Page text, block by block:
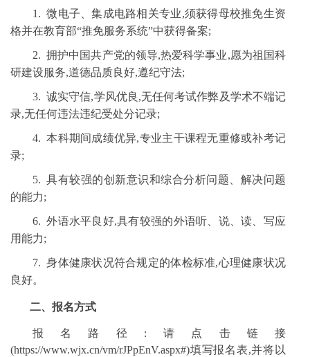
1. 微电子、集成电路相关专业,须获得母校推免生资
格并在教育部“推免服务系统”中获得备案;
2. 拥护中国共产党的领导,热爱科学事业,愿为祖国科
研建设服务,道德品质良好,遵纪守法;
3. 诚实守信,学风优良,无任何考试作弊及学术不端记
录,无任何违法违纪受处分记录;
4. 本科期间成绩优异,专业主干课程无重修或补考记
录;
5. 具有较强的创新意识和综合分析问题、解决问题
的能力;
6. 外语水平良好,具有较强的外语听、说、读、写应
用能力;
7. 身体健康状况符合规定的体检标准,心理健康状况
良好。
二、 报名方式
报名路径:请点击链接
(https://www.wjx.cn/vm/rJPpEnV.aspx#)填写报名表,并将以